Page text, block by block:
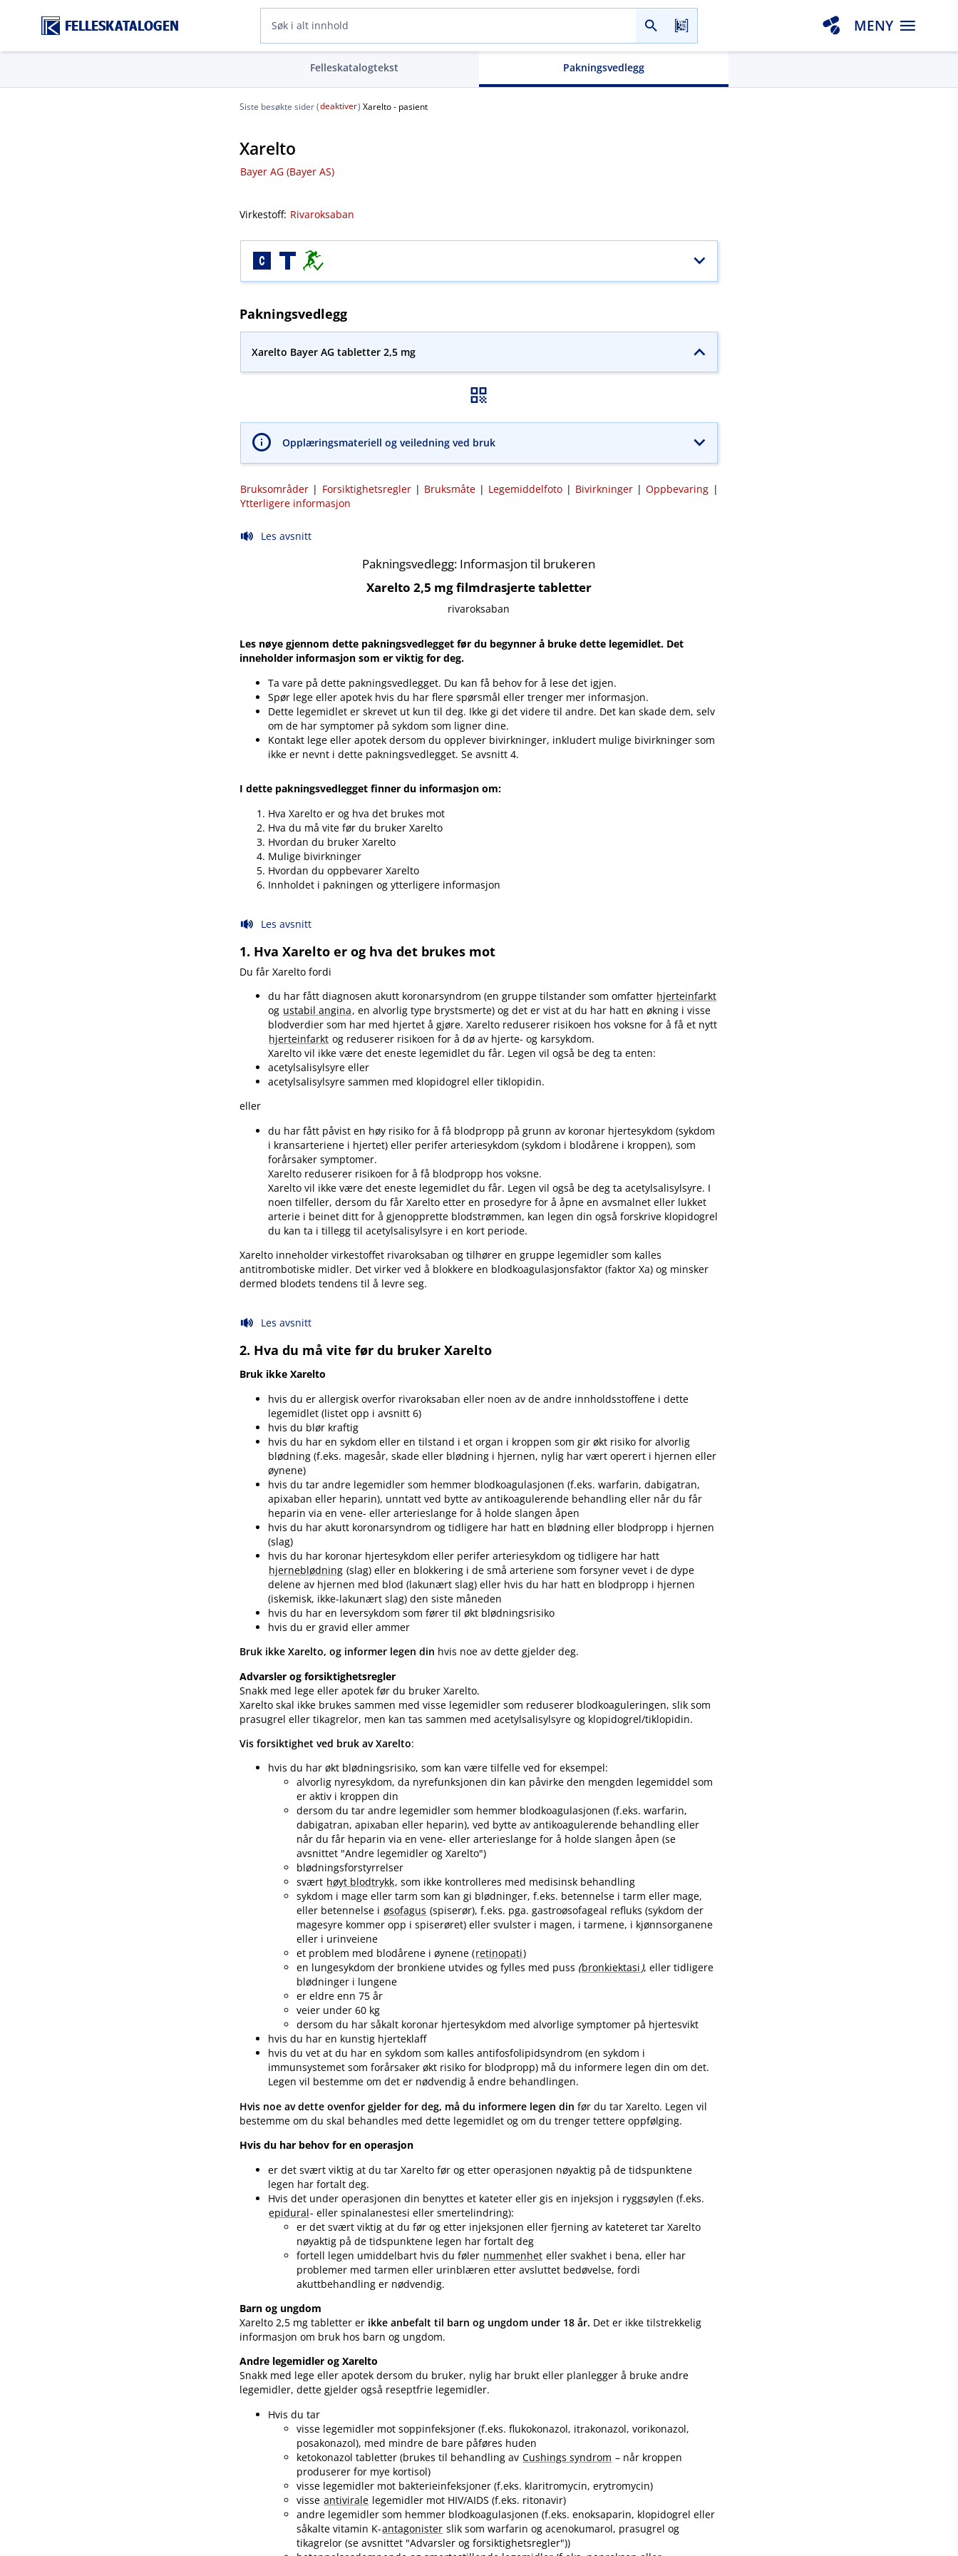
FELLESKATALOGEN MENY
Felleskatalogtekst Pakningsvedlegg
Siste besøkte sider (deaktiver) Xarelto - pasient
Xarelto
Bayer AG (Bayer AS)
Virkestoff: Rivaroksaban
Pakningsvedlegg
Xarelto Bayer AG tabletter 2,5 mg
Opplæringsmateriell og veiledning ved bruk
Bruksområder | Forsiktighetsregler | Bruksmåte | Legemiddelfoto | Bivirkninger | Oppbevaring |
Ytterligere informasjon
Les avsnitt
Pakningsvedlegg: Informasjon til brukeren
Xarelto 2,5 mg filmdrasjerte tabletter
rivaroksaban
Les nøye gjennom dette pakningsvedlegget før du begynner å bruke dette legemidlet. Det
inneholder informasjon som er viktig for deg.
Ta vare på dette pakningsvedlegget. Du kan få behov for å lese det igjen.
Spør lege eller apotek hvis du har flere spørsmål eller trenger mer informasjon.
Dette legemidlet er skrevet ut kun til deg. Ikke gi det videre til andre. Det kan skade dem, selv
om de har symptomer på sykdom som ligner dine.
Kontakt lege eller apotek dersom du opplever bivirkninger, inkludert mulige bivirkninger som
ikke er nevnt i dette pakningsvedlegget. Se avsnitt 4.
I dette pakningsvedlegget finner du informasjon om:
Hva Xarelto er og hva det brukes mot
Hva du må vite før du bruker Xarelto
Hvordan du bruker Xarelto
Mulige bivirkninger
Hvordan du oppbevarer Xarelto
Innholdet i pakningen og ytterligere informasjon
Les avsnitt
1. Hva Xarelto er og hva det brukes mot
Du får Xarelto fordi
du har fått diagnosen akutt koronarsyndrom (en gruppe tilstander som omfatter hjerteinfarkt
og ustabil angina, en alvorlig type brystsmerte) og det er vist at du har hatt en økning i visse
blodverdier som har med hjertet å gjøre. Xarelto reduserer risikoen hos voksne for å få et nytt
hjerteinfarkt og reduserer risikoen for å dø av hjerte- og karsykdom.
Xarelto vil ikke være det eneste legemidlet du får. Legen vil også be deg ta enten:
acetylsalisylsyre eller
acetylsalisylsyre sammen med klopidogrel eller tiklopidin.
eller
du har fått påvist en høy risiko for å få blodpropp på grunn av koronar hjertesykdom (sykdom
i kransarteriene i hjertet) eller perifer arteriesykdom (sykdom i blodårene i kroppen), som
forårsaker symptomer.
Xarelto reduserer risikoen for å få blodpropp hos voksne.
Xarelto vil ikke være det eneste legemidlet du får. Legen vil også be deg ta acetylsalisylsyre. I
noen tilfeller, dersom du får Xarelto etter en prosedyre for å åpne en avsmalnet eller lukket
arterie i beinet ditt for å gjenopprette blodstrømmen, kan legen din også forskrive klopidogrel
du kan ta i tillegg til acetylsalisylsyre i en kort periode.
Xarelto inneholder virkestoffet rivaroksaban og tilhører en gruppe legemidler som kalles
antitrombotiske midler. Det virker ved å blokkere en blodkoagulasjonsfaktor (faktor Xa) og minsker
dermed blodets tendens til å levre seg.
Les avsnitt
2. Hva du må vite før du bruker Xarelto
Bruk ikke Xarelto
hvis du er allergisk overfor rivaroksaban eller noen av de andre innholdsstoffene i dette
legemidlet (listet opp i avsnitt 6)
hvis du blør kraftig
hvis du har en sykdom eller en tilstand i et organ i kroppen som gir økt risiko for alvorlig
blødning (f.eks. magesår, skade eller blødning i hjernen, nylig har vært operert i hjernen eller
øynene)
hvis du tar andre legemidler som hemmer blodkoagulasjonen (f.eks. warfarin, dabigatran,
apixaban eller heparin), unntatt ved bytte av antikoagulerende behandling eller når du får
heparin via en vene- eller arterieslange for å holde slangen åpen
hvis du har akutt koronarsyndrom og tidligere har hatt en blødning eller blodpropp i hjernen
(slag)
hvis du har koronar hjertesykdom eller perifer arteriesykdom og tidligere har hatt
hjerneblødning (slag) eller en blokkering i de små arteriene som forsyner vevet i de dype
delene av hjernen med blod (lakunært slag) eller hvis du har hatt en blodpropp i hjernen
(iskemisk, ikke-lakunært slag) den siste måneden
hvis du har en leversykdom som fører til økt blødningsrisiko
hvis du er gravid eller ammer
Bruk ikke Xarelto, og informer legen din hvis noe av dette gjelder deg.
Advarsler og forsiktighetsregler
Snakk med lege eller apotek før du bruker Xarelto.
Xarelto skal ikke brukes sammen med visse legemidler som reduserer blodkoaguleringen, slik som
prasugrel eller tikagrelor, men kan tas sammen med acetylsalisylsyre og klopidogrel​/​tiklopidin.
Vis forsiktighet ved bruk av Xarelto:
hvis du har økt blødningsrisiko, som kan være tilfelle ved for eksempel:
alvorlig nyresykdom, da nyrefunksjonen din kan påvirke den mengden legemiddel som
er aktiv i kroppen din
dersom du tar andre legemidler som hemmer blodkoagulasjonen (f.eks. warfarin,
dabigatran, apixaban eller heparin), ved bytte av antikoagulerende behandling eller
når du får heparin via en vene- eller arterieslange for å holde slangen åpen (se
avsnittet "Andre legemidler og Xarelto")
blødningsforstyrrelser
svært høyt blodtrykk, som ikke kontrolleres med medisinsk behandling
sykdom i mage eller tarm som kan gi blødninger, f.eks. betennelse i tarm eller mage,
eller betennelse i øsofagus (spiserør), f.eks. pga. gastroøsofageal refluks (sykdom der
magesyre kommer opp i spiserøret) eller svulster i magen, i tarmene, i kjønnsorganene
eller i urinveiene
et problem med blodårene i øynene (retinopati)
en lungesykdom der bronkiene utvides og fylles med puss (bronkiektasi ), eller tidligere
blødninger i lungene
er eldre enn 75 år
veier under 60 kg
dersom du har såkalt koronar hjertesykdom med alvorlige symptomer på hjertesvikt
hvis du har en kunstig hjerteklaff
hvis du vet at du har en sykdom som kalles antifosfolipidsyndrom (en sykdom i
immunsystemet som forårsaker økt risiko for blodpropp) må du informere legen din om det.
Legen vil bestemme om det er nødvendig å endre behandlingen.
Hvis noe av dette ovenfor gjelder for deg, må du informere legen dinfør du tar Xarelto. Legen vil
bestemme om du skal behandles med dette legemidlet og om du trenger tettere oppfølging.
Hvis du har behov for en operasjon
er det svært viktig at du tar Xarelto før og etter operasjonen nøyaktig på de tidspunktene
legen har fortalt deg.
Hvis det under operasjonen din benyttes et kateter eller gis en injeksjon i ryggsøylen (f.eks.
epidural- eller spinalanestesi eller smertelindring):
er det svært viktig at du før og etter injeksjonen eller fjerning av kateteret tar Xarelto
nøyaktig på de tidspunktene legen har fortalt deg
fortell legen umiddelbart hvis du føler nummenhet eller svakhet i bena, eller har
problemer med tarmen eller urinblæren etter avsluttet bedøvelse, fordi
akuttbehandling er nødvendig.
Barn og ungdom
Xarelto 2,5 mg tabletter er ikke anbefalt til barn og ungdom under 18 år. Det er ikke tilstrekkelig
informasjon om bruk hos barn og ungdom.
Andre legemidler og Xarelto
Snakk med lege eller apotek dersom du bruker, nylig har brukt eller planlegger å bruke andre
legemidler, dette gjelder også reseptfrie legemidler.
Hvis du tar
visse legemidler mot soppinfeksjoner (f.eks. flukokonazol, itrakonazol, vorikonazol,
posakonazol), med mindre de bare påføres huden
ketokonazol tabletter (brukes til behandling av Cushings syndrom – når kroppen
produserer for mye kortisol)
visse legemidler mot bakterieinfeksjoner (f.eks. klaritromycin, erytromycin)
visse antivirale legemidler mot HIV​/​AIDS (f.eks. ritonavir)
andre legemidler som hemmer blodkoagulasjonen (f.eks. enoksaparin, klopidogrel eller
såkalte vitamin K-antagonister slik som warfarin og acenokumarol, prasugrel og
tikagrelor (se avsnittet "Advarsler og forsiktighetsregler"))